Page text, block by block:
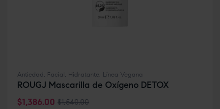
Antiedad , Facial , Hidratante, Línea Vegana
ROUGJ Mascarilla de Oxígeno DETOX
$1,540.00
$1,386.00